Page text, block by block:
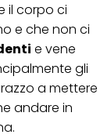
il corpo ci
e che non ci
e vene
gli
a mettere
andare in